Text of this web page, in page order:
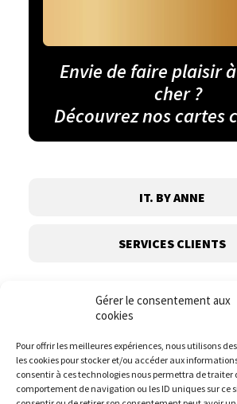
Gérer le consentement aux
cookies
Pour offrir les meilleures expériences, nous utilisons
les cookies pour stocker et/ou accéder aux
consentir à ces technologies nous permettra de traiter
comportement de navigation ou les ID uniques sur ce
Envie de faire plaisir
cher ?
Découvrez nos cartes
IT. BY ANNE
SERVICES CLIENTS
Suivez-